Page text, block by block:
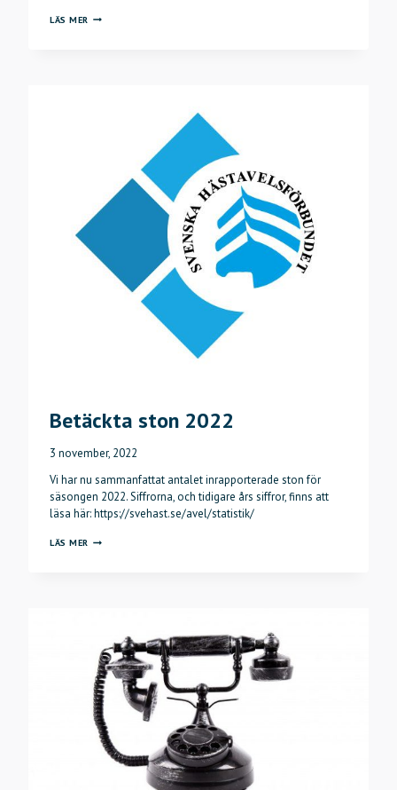
LÄS MER FÖRELÄSNING:
Betäckta ston 2022
3 november, 2022
Vi har nu sammanfattat antalet inrapporterade ston för
säsongen 2022. Siffrorna, och tidigare års siffror, finns att
läsa här: https://svehast.se/avel/statistik/
LÄS MER BETÄCKTA